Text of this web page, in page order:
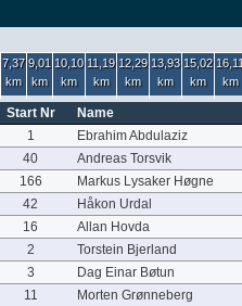
7,37
km
9,01
km
10,10
km
11,19
km
12,29
km
13,93
km
15,02
km
km
Start Nr
Name
1
Ebrahim Abdulaziz
40
Andreas Torsvik
166
Markus Lysaker Høgne
42
Håkon Urdal
16
Allan Hovda
2
Torstein Bjerland
3
Dag Einar Bøtun
11
Morten Grønneberg